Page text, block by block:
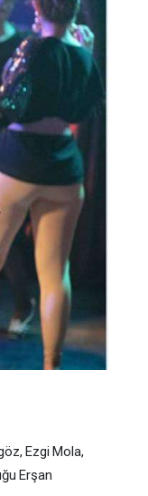
Ezgi Mola,
Erşan